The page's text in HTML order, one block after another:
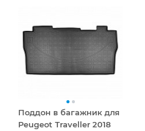
Поддон в багажник для
Peugeot Traveller 2018